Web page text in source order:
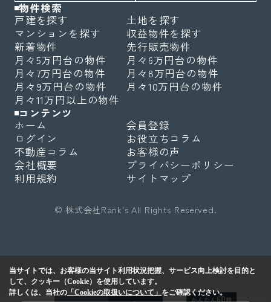
物件検索
戸建を探す
土地を探す
マンションを探す
収益物件を探す
新着物件
先行販売物件
月々5万円台の物件
月々6万円台の物件
月々7万円台の物件
月々8万円台の物件
月々9万円台の物件
月々10万円台の物件
月々11万円以上の物件
コンテンツ
ホーム
会員登録
ログイン
お役立ちコラム
不動産コラム
お客様の声
会社概要
プライバシーポリシー
利用規約
サイトマップ
© 株式会社Rank's All Rights Reserved.
当サイトでは、お客様の当サイト利用状況把握、サービス向上検討を目的と
して、クッキー（Cookie）を使用しています。
詳しくは、当社の 「Cookieの取扱いについて」 をご確認ください。